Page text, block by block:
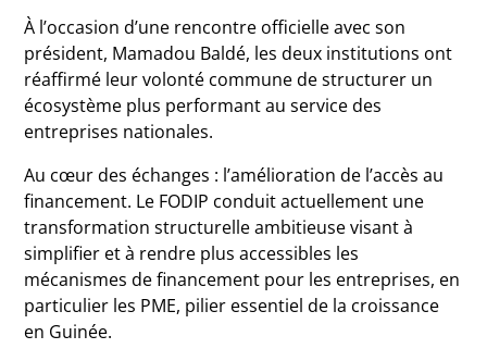
À l’occasion d’une rencontre officielle avec son
président, Mamadou Baldé, les deux institutions ont
réaffirmé leur volonté commune de structurer un
écosystème plus performant au service des
entreprises nationales.
Au cœur des échanges : l’amélioration de l’accès au
financement. Le FODIP conduit actuellement une
transformation structurelle ambitieuse visant à
simplifier et à rendre plus accessibles les
mécanismes de financement pour les entreprises, en
particulier les PME, pilier essentiel de la croissance
en Guinée.